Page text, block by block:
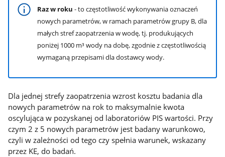
Raz w roku - to częstotliwość wykonywania oznaczeń
nowych parametrów, w ramach parametrów grupy B, dla
małych stref zaopatrzenia w wodę, tj. produkujących
poniżej 1000 m³ wody na dobę, zgodnie z częstotliwością
wymaganą przepisami dla dostawcy wody.
Dla jednej strefy zaopatrzenia wzrost kosztu badania dla
nowych parametrów na rok to maksymalnie kwota
oscylująca w pozyskanej od laboratoriów PIS wartości. Przy
czym 2 z 5 nowych parametrów jest badany warunkowo,
czyli w zależności od tego czy spełnia warunek, wskazany
przez KE, do badań.